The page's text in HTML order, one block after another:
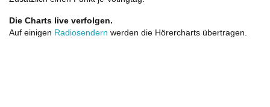
Die Charts live verfolgen.
Auf einigen Radiosendern werden die Hörercharts übertragen.